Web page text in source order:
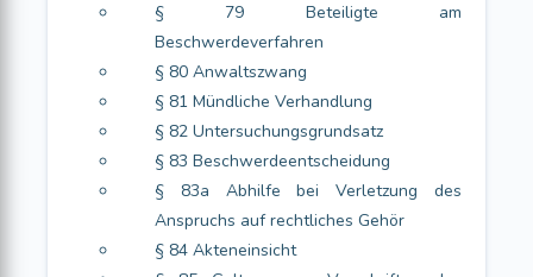
§ 79 Beteiligte am
Beschwerdeverfahren
§ 80 Anwaltszwang
§ 81 Mündliche Verhandlung
§ 82 Untersuchungsgrundsatz
§ 83 Beschwerdeentscheidung
§ 83a Abhilfe bei Verletzung des
Anspruchs auf rechtliches Gehör
§ 84 Akteneinsicht